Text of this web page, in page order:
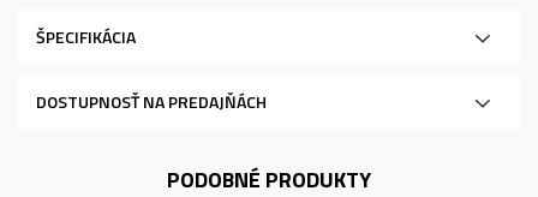
ŠPECIFIKÁCIA
DOSTUPNOSŤ NA PREDAJŇÁCH
PODOBNÉ PRODUKTY